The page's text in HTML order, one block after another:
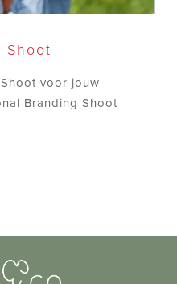
Shoot
voor jouw
Branding Shoot